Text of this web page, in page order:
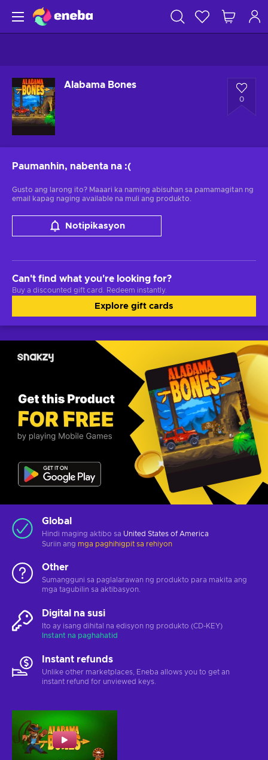
Alabama Bones
0
Paumanhin, nabenta na :(
Gusto ang larong ito? Maaari ka naming abisuhan sa pamamagitan ng
email kapag naging available na muli ang produkto.
Notipikasyon
Can't find what you're looking for?
Buy a discounted gift card. Redeem instantly.
Explore gift cards
Global
Hindi maging aktibo sa United States of America
Suriin ang mga paghihigpit sa rehiyon
Other
Sumangguni sa paglalarawan ng produkto para makita ang
mga tagubilin sa aktibasyon.
Digital na susi
Ito ay isang dihital na edisyon ng produkto (CD-KEY)
Instant na paghahatid
Instant refunds
Unlike other marketplaces, Eneba allows you to get an
instant refund for unviewed keys.